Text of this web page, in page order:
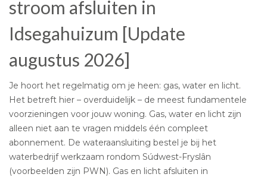
stroom afsluiten in
Idsegahuizum [Update
augustus 2026]
Je hoort het regelmatig om je heen: gas, water en licht.
Het betreft hier – overduidelijk – de meest fundamentele
voorzieningen voor jouw woning. Gas, water en licht zijn
alleen niet aan te vragen middels één compleet
abonnement. De wateraansluiting bestel je bij het
waterbedrijf werkzaam rondom Súdwest-Fryslân
(voorbeelden zijn PWN). Gas en licht afsluiten in